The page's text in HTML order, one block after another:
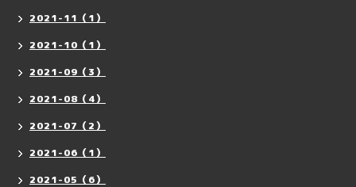
2021-11（1）
2021-10（1）
2021-09（3）
2021-08（4）
2021-07（2）
2021-06（1）
2021-05（6）